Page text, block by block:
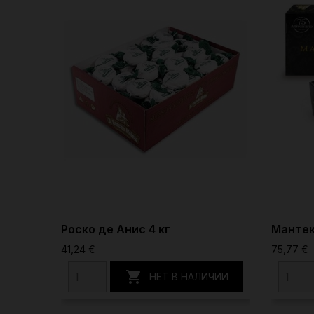
Роско де Анис 4 кг
41,24 €
 НЕТ В НАЛИЧИИ
75,77 €